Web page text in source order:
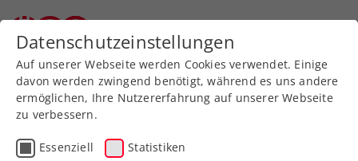
Zurück zur Newsübersicht
Verbands-Info
Datenschutzeinstellungen
Auf unserer Webseite werden Cookies verwendet. Einige
davon werden zwingend benötigt, während es uns andere
ermöglichen, Ihre Nutzererfahrung auf unserer Webseite
zu verbessern.
Essenziell Statistiken